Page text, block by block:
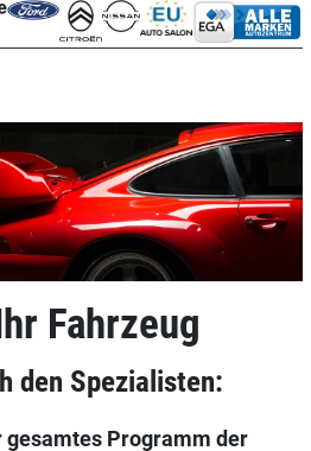
Fahrzeug
den Spezialisten:
Programm der